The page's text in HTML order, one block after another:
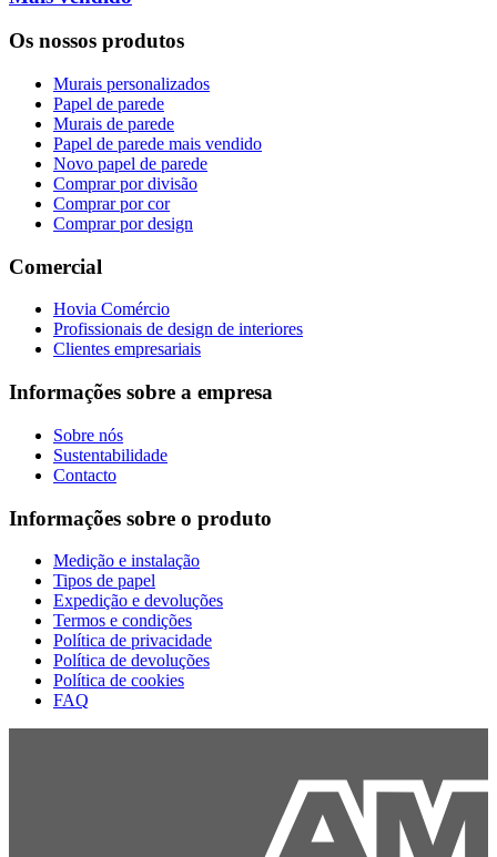
Os nossos produtos
Murais personalizados
Papel de parede
Murais de parede
Papel de parede mais vendido
Novo papel de parede
Comprar por divisão
Comprar por cor
Comprar por design
Comercial
Hovia Comércio
Profissionais de design de interiores
Clientes empresariais
Informações sobre a empresa
Sobre nós
Sustentabilidade
Contacto
Informações sobre o produto
Medição e instalação
Tipos de papel
Expedição e devoluções
Termos e condições
Política de privacidade
Política de devoluções
Política de cookies
FAQ